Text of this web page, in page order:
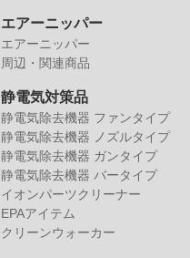
エアーニッパー
エアーニッパー
周辺・関連商品
静電気対策品
静電気除去機器 ファンタイプ
静電気除去機器 ノズルタイプ
静電気除去機器 ガンタイプ
静電気除去機器 バータイプ
イオンパーツクリーナー
EPAアイテム
クリーンウォーカー